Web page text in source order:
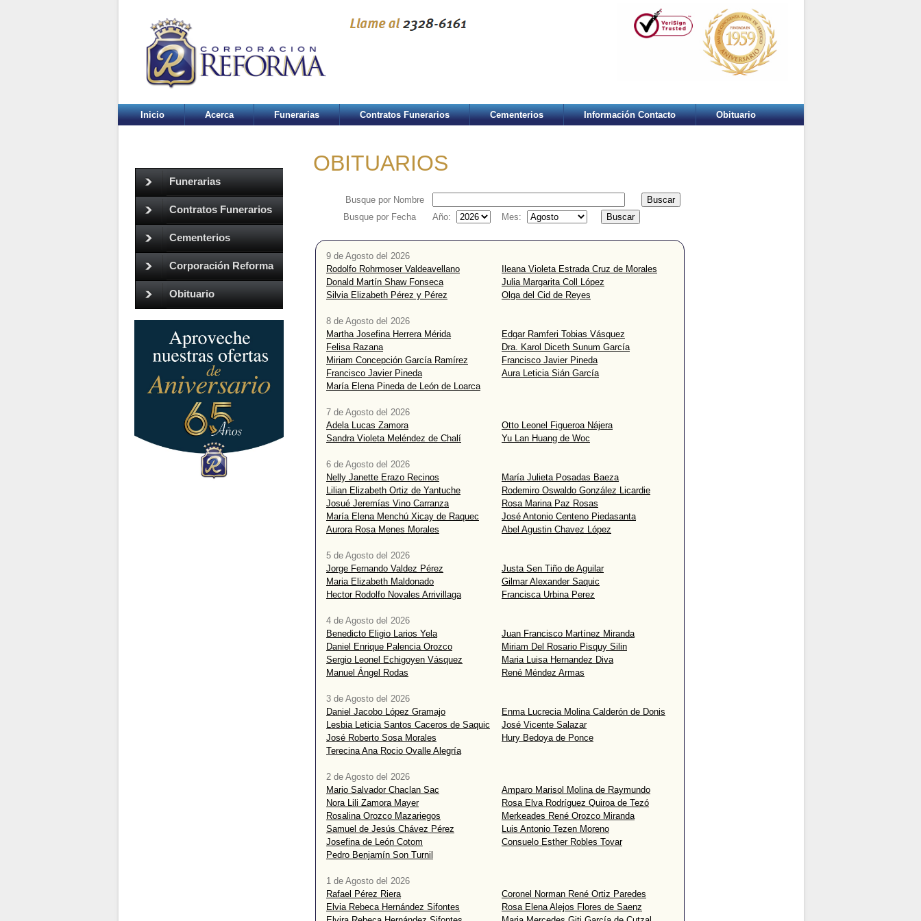
Inicio Acerca Funerarias Contratos Funerarios Cementerios Información Contacto Obituario
Funerarias
Contratos Funerarios
Cementerios
Corporación Reforma
Obituario
OBITUARIOS
Busque por Nombre
Busque por Fecha
Año: Mes:
9 de Agosto del 2026
Rodolfo Rohrmoser Valdeavellano
Ileana Violeta Estrada Cruz de Morales
Donald Martín Shaw Fonseca
Julia Margarita Coll López
Silvia Elizabeth Pérez y Pérez
Olga del Cid de Reyes
8 de Agosto del 2026
Martha Josefina Herrera Mérida
Edgar Ramferi Tobias Vásquez
Felisa Razana
Dra. Karol Diceth Sunum García
Miriam Concepción García Ramírez
Francisco Javier Pineda
Francisco Javier Pineda
Aura Leticia Sián García
María Elena Pineda de León de Loarca
7 de Agosto del 2026
Adela Lucas Zamora
Otto Leonel Figueroa Nájera
Sandra Violeta Meléndez de Chalí
Yu Lan Huang de Woc
6 de Agosto del 2026
Nelly Janette Erazo Recinos
María Julieta Posadas Baeza
Lilian Elizabeth Ortiz de Yantuche
Rodemiro Oswaldo González Licardie
Josué Jeremías Vino Carranza
Rosa Marina Paz Rosas
María Elena Menchú Xicay de Raquec
José Antonio Centeno Piedasanta
Aurora Rosa Menes Morales
Abel Agustin Chavez López
5 de Agosto del 2026
Jorge Fernando Valdez Pérez
Justa Sen Tiño de Aguilar
Maria Elizabeth Maldonado
Gilmar Alexander Saquic
Hector Rodolfo Novales Arrivillaga
Francisca Urbina Perez
4 de Agosto del 2026
Benedicto Eligio Larios Yela
Juan Francisco Martínez Miranda
Daniel Enrique Palencia Orozco
Miriam Del Rosario Pisquy Silin
Sergio Leonel Echigoyen Vásquez
Maria Luisa Hernandez Diva
Manuel Ángel Rodas
René Méndez Armas
3 de Agosto del 2026
Daniel Jacobo López Gramajo
Enma Lucrecia Molina Calderón de Donis
Lesbia Leticia Santos Caceros de Saquic
José Vicente Salazar
José Roberto Sosa Morales
Hury Bedoya de Ponce
Terecina Ana Rocio Ovalle Alegría
2 de Agosto del 2026
Mario Salvador Chaclan Sac
Amparo Marisol Molina de Raymundo
Nora Lili Zamora Mayer
Rosa Elva Rodríguez Quiroa de Tezó
Rosalina Orozco Mazariegos
Merkeades René Orozco Miranda
Samuel de Jesús Chávez Pérez
Luis Antonio Tezen Moreno
Josefina de León Cotom
Consuelo Esther Robles Tovar
Pedro Benjamín Son Turnil
1 de Agosto del 2026
Rafael Pérez Riera
Coronel Norman René Ortiz Paredes
Elvia Rebeca Hernández Sifontes
Rosa Elena Alejos Flores de Saenz